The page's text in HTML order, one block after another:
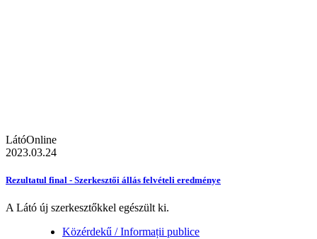
LátóOnline
2023.03.24
Rezultatul final - Szerkesztői állás felvételi eredménye
A Látó új szerkesztőkkel egészült ki.
Közérdekű / Informații publice